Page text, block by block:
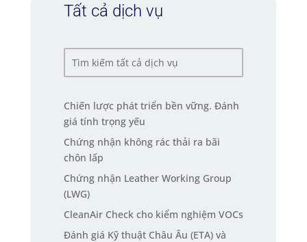
Tất cả dịch vụ
Chiến lược phát triển bền vững. Đánh
giá tính trọng yếu
Chứng nhận không rác thải ra bãi
chôn lấp
Chứng nhận Leather Working Group
(LWG)
CleanAir Check cho kiểm nghiệm VOCs
Đánh giá Kỹ thuật Châu Âu (ETA) và